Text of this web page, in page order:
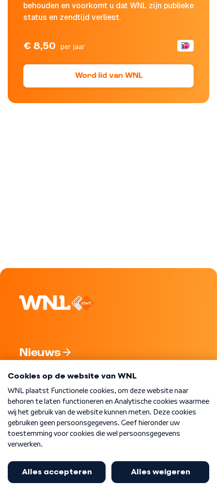
behouden en voorkomt u dat WNL zijn publieke
status en zendtijd verliest.
€ 8,50 per jaar
Word lid van WNL
Nieuws
Nieuwsbrief
Word Lid